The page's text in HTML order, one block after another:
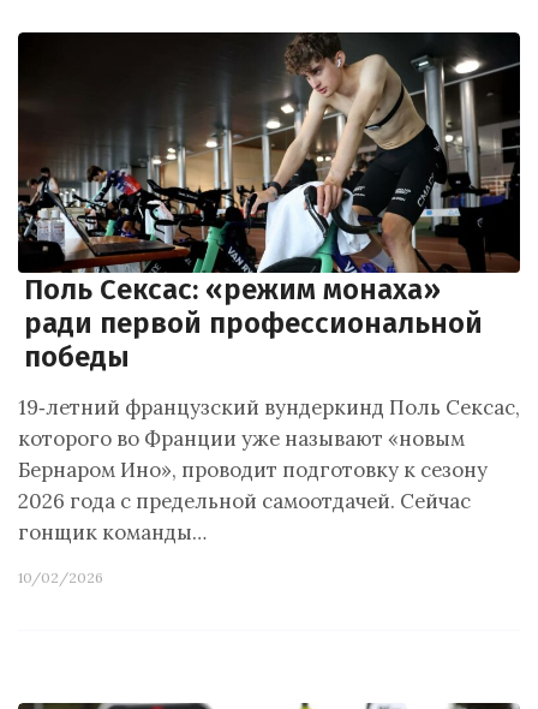
Поль Сексас: «режим монаха»
ради первой профессиональной
победы
19‑летний французский вундеркинд Поль Сексас,
которого во Франции уже называют «новым
Бернаром Ино», проводит подготовку к сезону
2026 года с предельной самоотдачей. Сейчас
гонщик команды…
10/02/2026